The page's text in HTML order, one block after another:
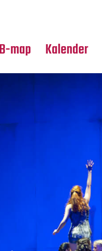
map Kalender